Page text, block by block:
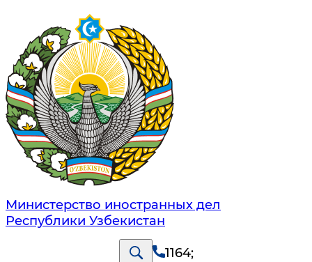
Министерство иностранных дел
Республики Узбекистан
1164;